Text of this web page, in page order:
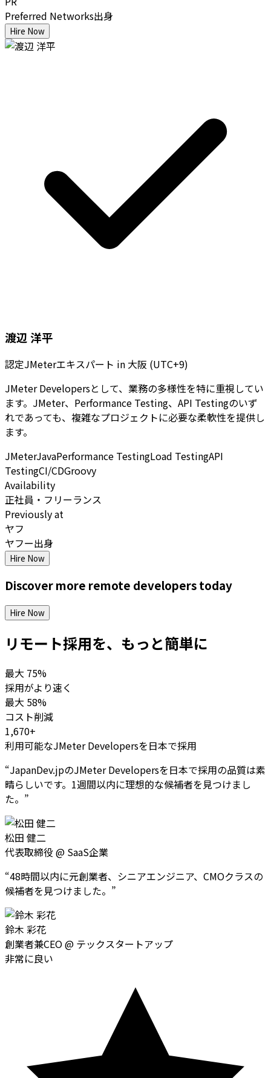
Preferred Networks出身
Hire Now
渡辺 洋平
認定JMeterエキスパート in 大阪 (UTC+9)
JMeter Developersとして、業務の多様性を特に重視してい
ます。JMeter、Performance Testing、API Testingのいず
れであっても、複雑なプロジェクトに必要な柔軟性を提供し
ます。
JMeterJavaPerformance TestingLoad TestingAPI
TestingCI/CDGroovy
Availability
正社員・フリーランス
Previously at
ヤフ
ヤフー出身
Hire Now
Discover more remote developerstoday
Hire Now
リモート採用を、もっと簡単に
最大 75%
採用がより速く
最大 58%
コスト削減
1,670+
利用可能なJMeter Developersを日本で採用
“JapanDev.jpのJMeter Developersを日本で採用の品質は素
晴らしいです。1週間以内に理想的な候補者を見つけまし
た。 ”
松田 健二
代表取締役 @ SaaS企業
“48時間以内に元創業者、シニアエンジニア、CMOクラスの
候補者を見つけました。 ”
鈴木 彩花
創業者兼CEO@ テックスタートアップ
非常に良い